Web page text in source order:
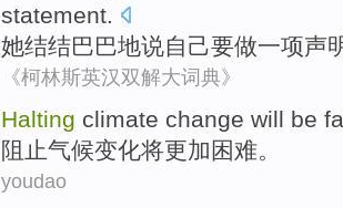
statement.
她结结巴巴地说自己要做一项声
《柯林斯英汉双解大词典》
Halting climate change will be
阻止气候变化将更加 困难。
youdao